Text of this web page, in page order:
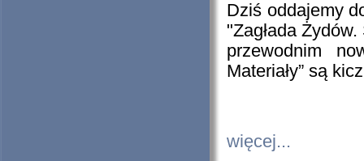
Dziś oddajemy
"Zagłada
przewodnim
Materiały” są
więcej...